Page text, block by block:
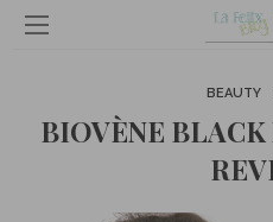
BEAUTY
BIOVÈNE